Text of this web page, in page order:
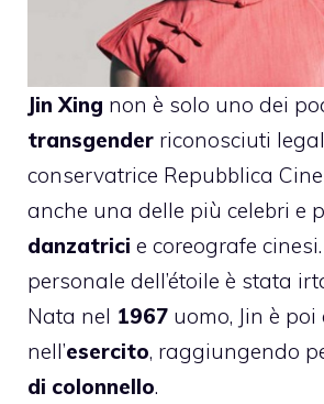
Jin Xing non è solo uno dei
transgender riconosciuti
conservatrice Repubblica
anche una delle più celebri e
danzatrici e coreografe
personale dell’étoile è stata
Nata nel 1967 uomo, Jin è
nell’esercito, raggiungendo
di colonnello.